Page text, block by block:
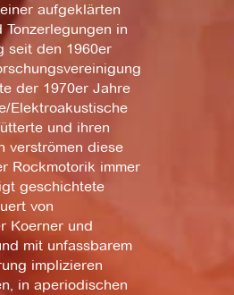
aufgeklärten
in
seit den 1960er
der 1970er Jahre
Elektroakustische
und ihren
verströmen diese
Rockmotorik immer
geschichtete
von
Koerner und
mit unfassbarem
implizieren
in aperiodischen